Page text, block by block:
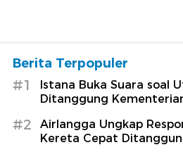
Berita Terpopuler
#1
Istana Buka Suara soal
Ditanggung
#2
Airlangga Ungkap
Kereta Cepat